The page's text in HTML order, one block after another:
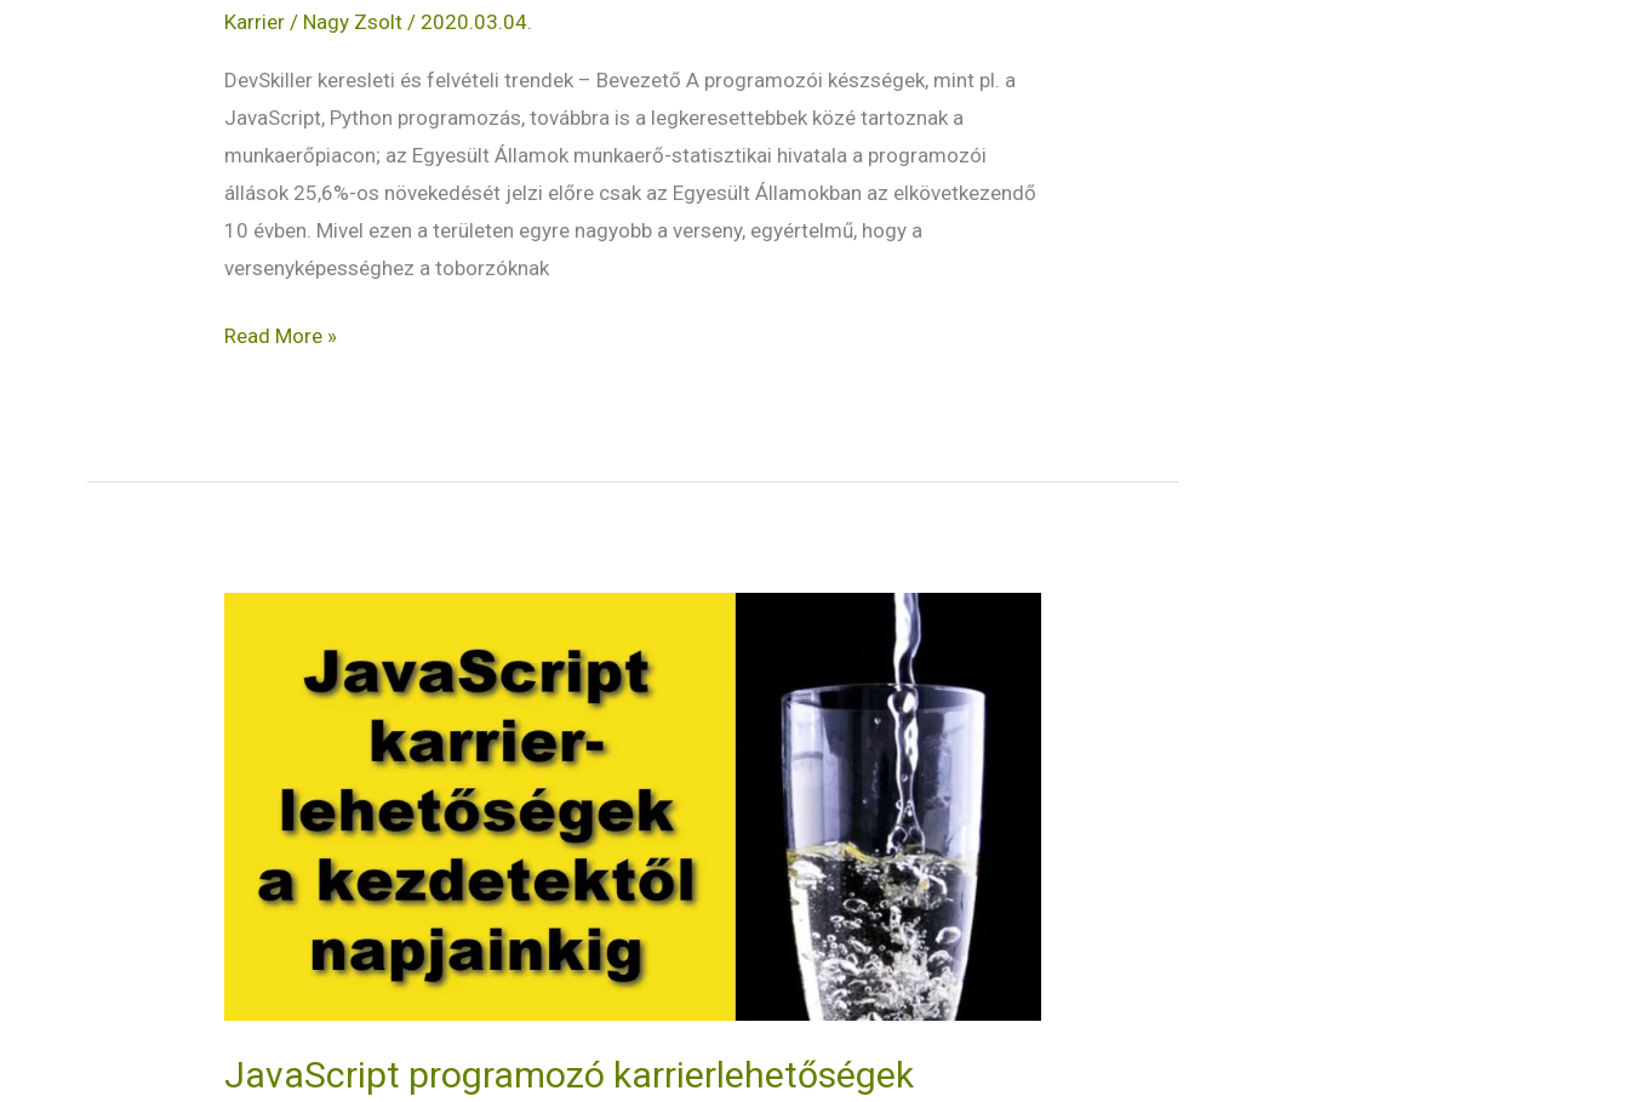
Karrier / Nagy Zsolt/ 2020.03.04.
DevSkiller keresleti és felvételi trendek – Bevezető A programozói készségek, mint pl. a
JavaScript, Python programozás, továbbra is a legkeresettebbek közé tartoznak a
munkaerőpiacon; az Egyesült Államok munkaerő-statisztikai hivatala a programozói
állások 25,6%-os növekedését jelzi előre csak az Egyesült Államokban az elkövetkezendő
10 évben. Mivel ezen a területen egyre nagyobb a verseny, egyértelmű, hogy a
versenyképességhez a toborzóknak
legfontosabb
programozói
készség?
Read More »
JavaScript programozó karrierlehetőségek
programozó
karrierlehetőségek